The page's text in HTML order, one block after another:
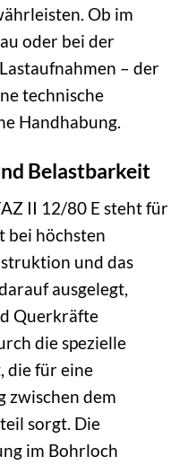
Ob im
oder bei der
– der
technische
Handhabung.
Belastbarkeit
II 12/80 E steht für
bei höchsten
und das
ausgelegt,
Querkräfte
die spezielle
die für eine
zwischen dem
sorgt. Die
im Bohrloch